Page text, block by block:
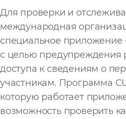
Для проверки и
международная
специальное приложение
с целью предупреждения
доступа к сведениям о
участникам. Программа
которую работает
возможность проверить